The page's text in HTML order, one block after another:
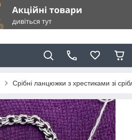
Срібні ланцюжки з хрестиками зі